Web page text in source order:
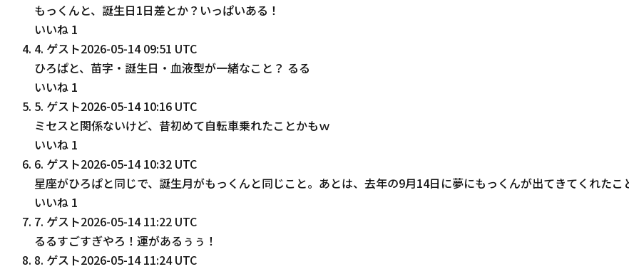
もっくんと、誕生日1日差とか？いっぱいある！
いいね 1
4. ゲスト2026-05-14 09:51 UTC
ひろぱと、苗字・誕生日・血液型が一緒なこと？ るる
いいね 1
5. ゲスト2026-05-14 10:16 UTC
ミセスと関係ないけど、昔初めて自転車乗れたことかもｗ
いいね 1
6. ゲスト2026-05-14 10:32 UTC
星座がひろぱと同じで、誕生月がもっくんと同じこと。あとは、去年の9月14日に夢にもっくんが出てきてくれたこ
いいね 1
7. ゲスト2026-05-14 11:22 UTC
るるすごすぎやろ！運があるぅぅ！
8. ゲスト2026-05-14 11:24 UTC